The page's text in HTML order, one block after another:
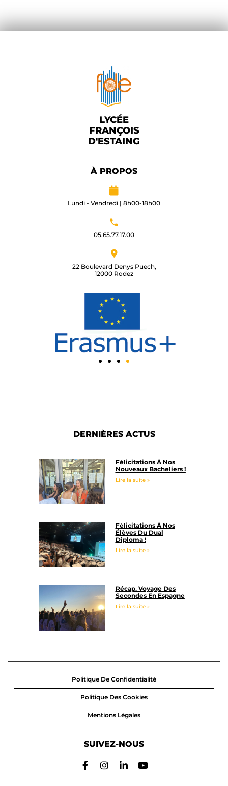
LYCÉE
FRANÇOIS
D'ESTAING
À PROPOS
Lundi - Vendredi | 8h00-18h00
05.65.77.17.00​
22 Boulevard Denys Puech,
12000 Rodez​
DERNIÈRES ACTUS
Félicitations À Nos
Nouveaux Bacheliers !
Lire la suite »
Félicitations À Nos
Élèves Du Dual
Diploma !
Lire la suite »
Récap. Voyage Des
Secondes En Espagne
Lire la suite »
Politique De Confidentialité
Politique Des Cookies
Mentions Légales
SUIVEZ-NOUS